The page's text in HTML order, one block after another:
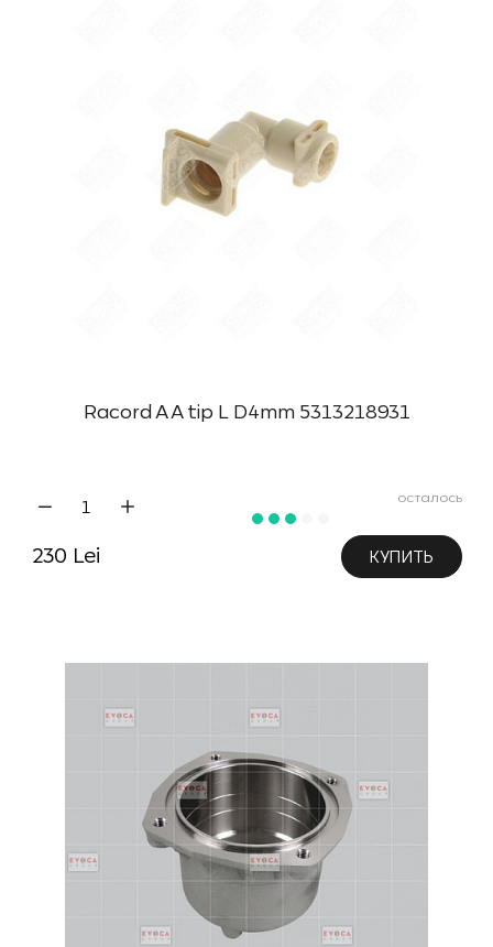
Racord A A tip L D4mm 5313218931
осталось
230 Lei КУПИТЬ